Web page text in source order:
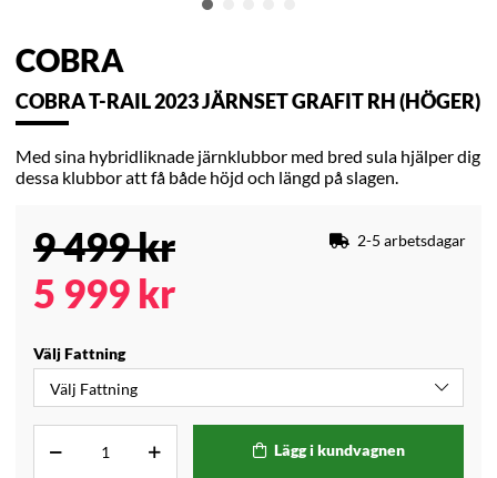
COBRA
COBRA T-RAIL 2023 JÄRNSET GRAFIT RH (HÖGER)
Med sina hybridliknade järnklubbor med bred sula hjälper dig
dessa klubbor att få både höjd och längd på slagen.
9 499kr
5 999 kr
2-5 arbetsdagar
Välj Fattning
Lägg i kundvagnen